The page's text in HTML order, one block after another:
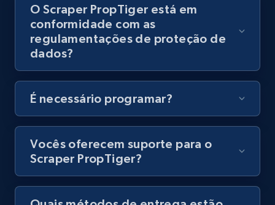
Amazon Reviews
URL, Product name, Product rating, Product
rating object, Product rating max, Rating,
Author name, Asin, and more.
TikTok - Posts
URL, Post id, Description, Create time, Digg
count, Share count, Collect count, Comment
O Scraper PropTiger está em
conformidade com as
regulamentações de proteção de
dados?
É necessário programar?
Vocês oferecem suporte para o
Scraper PropTiger?